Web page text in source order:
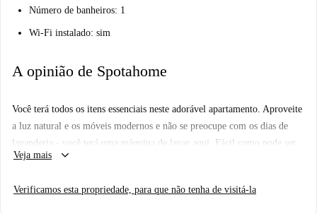
Número de banheiros: 1
Wi-Fi instalado: sim
A opinião de Spotahome
Você terá todos os itens essenciais neste adorável apartamento. Aproveite
a luz natural e os móveis modernos e não se preocupe com os dias de
lavanderia - você terá uma máquina de lavar aqui. Fácil como pode ser.
Veja mais keyboard_arrow_down
Verificamos esta propriedade, para que não tenha de visitá-la